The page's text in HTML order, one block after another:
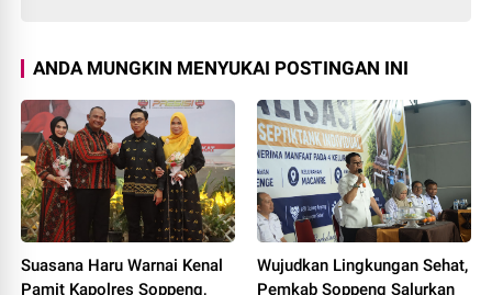
ANDA MUNGKIN MENYUKAI POSTINGAN INI
Suasana Haru Warnai Kenal
Pamit Kapolres Soppeng,
Wujudkan Lingkungan Sehat,
Pemkab Soppeng Salurkan